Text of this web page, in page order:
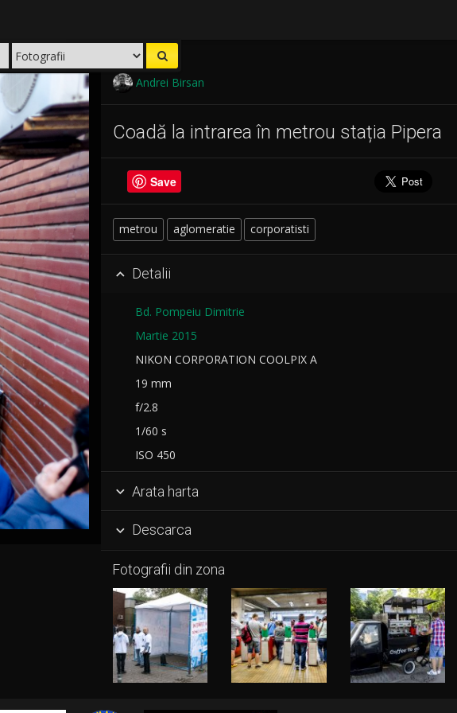
Andrei Birsan
Coadă la intrarea în metrou stația Pipera
Save
metrou aglomeratie corporatisti
 Detalii
Bd. Pompeiu Dimitrie
Martie 2015
NIKON CORPORATION COOLPIX A
19 mm
f/2.8
1/60 s
ISO 450
 Arata harta
 Descarca
Fotografii din zona